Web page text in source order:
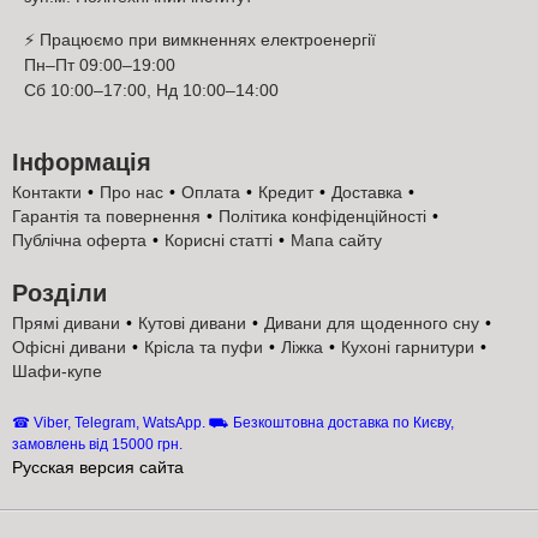
Вибір односпального ліжка Баффі Шик-Галичина — це
розумна інвестиція у комфорт та якість сну. Ми гарантуємо,
що кожне ліжко відповідає високим стандартам якості, має
сертифікати відповідності, довговічну фурнітуру та сучасний
об’їжджати десятки меблевих салонів — достатньо зайти на
сайт, обрати бажану модель, оформити замовлення онлайн
або зателефонувати нашому менеджеру для безкоштовної
консультації. Ми надаємо повний сервіс — від підбору тканини
та комплектації до доставки, підйому на поверх і професійного
це гармонійне поєднання стилю, практичності та доступної
ціни від виробника. Київ-Меблі™ — офіційний представник
меблевої фабрики Шик-Галичина в Києві, тож ми впевнено
гарантуємо: якість, надійність та сервіс будуть на найвищому
⚡ Працюємо при вимкненнях електроенергії
Пн–Пт 09:00–19:00
Сб 10:00–17:00, Нд 10:00–14:00
Інформація
Контакти Про нас Оплата Кредит
Доставка
Гарантія та повернення
Політика конфіденційності
Публічна оферта
Корисні статті Мапа сайту
Розділи
Прямі дивани Кутові дивани
Дивани для щоденного сну
Офісні дивани
Крісла та пуфи Ліжка
Кухоні гарнитури
Шафи-купе
☎ Viber, Telegram, WatsApp. ⛟ Безкоштовна доставка по Києву,
замовлень від 15000 грн.
Русская версия сайта